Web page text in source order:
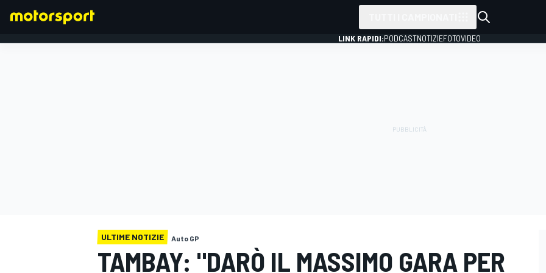
LINK RAPIDI:PODCASTNOTIZIEFOTOVIDEO
ULTIME NOTIZIE Auto GP
TAMBAY: "DARÒ IL MASSIMO GARA PER